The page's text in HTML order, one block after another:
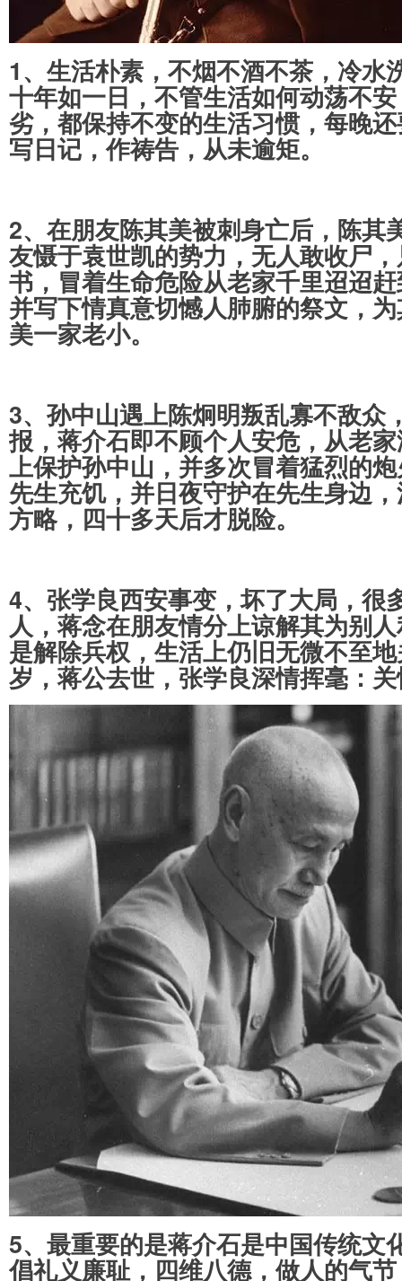
1、生活朴素，不烟不酒不茶，冷水
十年如一日，不管生活如何动荡不
劣，都保持不变的生活习惯，每晚
写日记，作祷告，从未逾矩。
2、在朋友陈其美被刺身亡后，陈其
友慑于袁世凯的势力，无人敢收尸
书，冒着生命危险从老家千里迢迢
并写下情真意切憾人肺腑的祭文，
美一家老小。
3、孙中山遇上陈炯明叛乱寡不敌众
报，蒋介石即不顾个人安危，从老
上保护孙中山，并多次冒着猛烈的
先生充饥，并日夜守护在先生身边
方略，四十多天后才脱险。
4、张学良西安事变，坏了大局，很
人，蒋念在朋友情分上谅解其为别
是解除兵权，生活上仍旧无微不至
岁，蒋公去世，张学良深情挥毫：
5、最重要的是蒋介石是中国传统文
倡礼义廉耻，四维八德，做人的气